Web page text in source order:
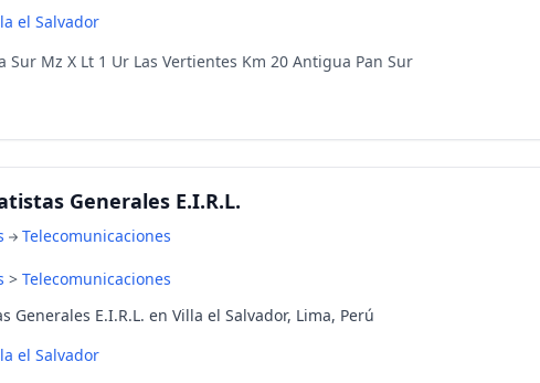
el Salvador
Sur Mz X Lt 1 Ur Las Vertientes Km 20 Antigua Pan Sur
Generales E.I.R.L.
Telecomunicaciones
> Telecomunicaciones
Generales E.I.R.L. en Villa el Salvador, Lima, Perú
el Salvador